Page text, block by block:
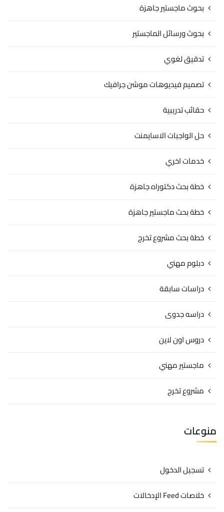
بحوث ماجستير جاهزة
بحوث ورسائل الماجستير
تدقيق لغوي
تصميم فيديوهات موشن جرافيك
حقائب تدريبية
حل الواجبات الاسايمنت
خدمات اخري
خطة بحث دكتوراه جاهزة
خطة بحث ماجستير جاهزة
خطة بحث مشروع تخرج
دبلوم مهني
دراسات سابقة
دراسه جدوى
دروس اون لاين
ماجستير مهني
مشروع تخرج
منوعات
تسجيل الدخول
خلاصات Feed الإدخالات